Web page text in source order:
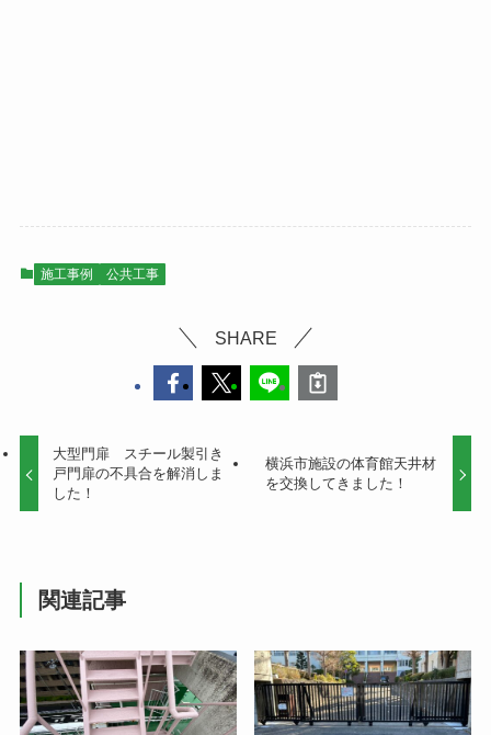
施工事例 公共工事
SHARE
大型門扉 スチール製引き
戸門扉の不具合を解消しま
した！
横浜市施設の体育館天井材
を交換してきました！
関連記事